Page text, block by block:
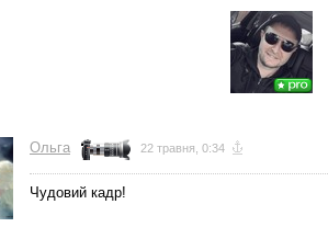
Ольга 22 травня, 0:34
Чудовий кадр!